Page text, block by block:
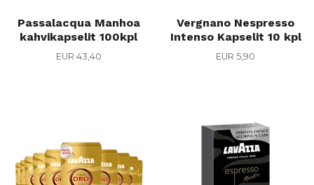
Passalacqua Manhoa
kahvikapselit 100kpl
EUR 43,40
Vergnano Nespresso
Intenso Kapselit 10 kpl
EUR 5,90